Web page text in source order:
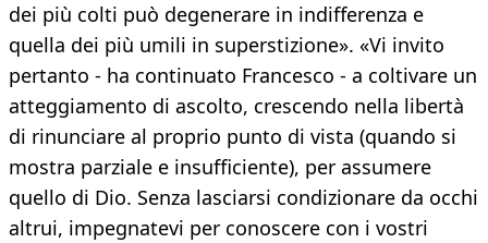
dei più colti può degenerare in indifferenza e
quella dei più umili in superstizione». «Vi invito
pertanto - ha continuato Francesco - a coltivare un
atteggiamento di ascolto, crescendo nella libertà
di rinunciare al proprio punto di vista (quando si
mostra parziale e insufficiente), per assumere
quello di Dio. Senza lasciarsi condizionare da occhi
altrui, impegnatevi per conoscere con i vostri